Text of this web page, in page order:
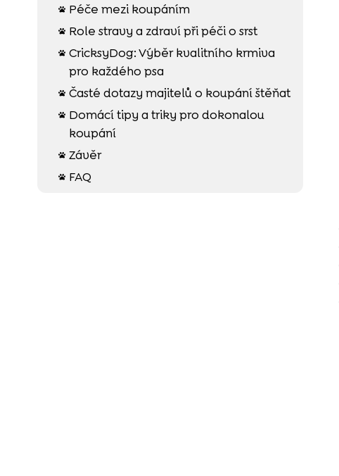
 Péče mezi koupáním
 Role stravy a zdraví při péči o srst
 CricksyDog: Výběr kvalitního krmiva
pro každého psa
 Časté dotazy majitelů o koupání štěňat

Domácí tipy a triky pro dokonalou
koupání
 Závěr
 FAQ